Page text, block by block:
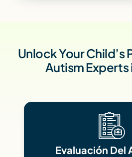
Unlock Your Child’s
Autism Experts
Evaluación Del